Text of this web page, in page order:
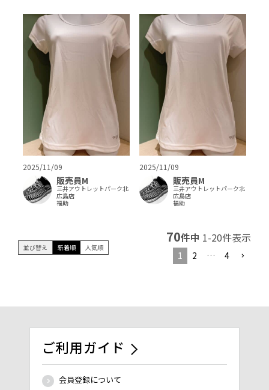
2025/11/09
販売員M
三井アウトレットパーク北
広島店
福助
2025/11/09
販売員M
三井アウトレットパーク北
広島店
福助
並び替え 新着順 人気順
70件中 1-20件表示
1 2 … 4
ご利用ガイド
会員登録について